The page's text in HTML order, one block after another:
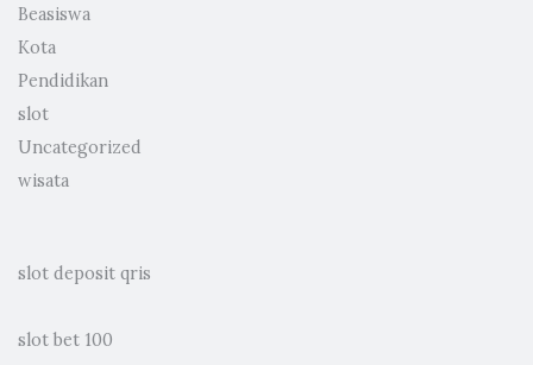
Beasiswa
Kota
Pendidikan
slot
Uncategorized
wisata
slot deposit qris
slot bet 100